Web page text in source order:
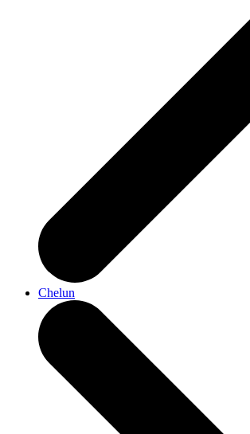
Chelun